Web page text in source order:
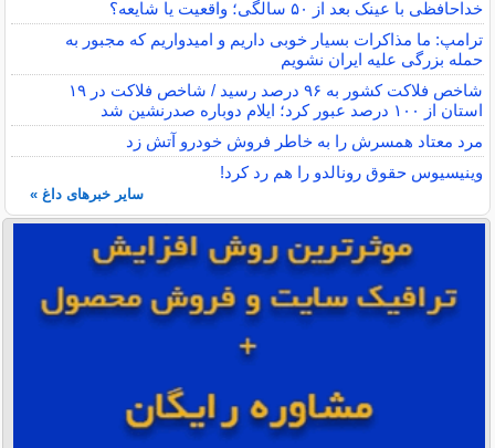
خداحافظی با عینک بعد از ۵۰ سالگی؛ واقعیت یا شایعه؟
ترامپ: ما مذاکرات بسیار خوبی داریم و امیدواریم که مجبور به
حمله بزرگی علیه ایران نشویم
شاخص فلاکت کشور به ۹۶ درصد رسید / شاخص فلاکت در ۱۹
استان از ۱۰۰ درصد عبور کرد؛ ایلام دوباره صدرنشین شد
مرد معتاد همسرش را به خاطر فروش خودرو آتش زد
وینیسیوس حقوق رونالدو را هم رد کرد!
سایر خبرهای داغ »